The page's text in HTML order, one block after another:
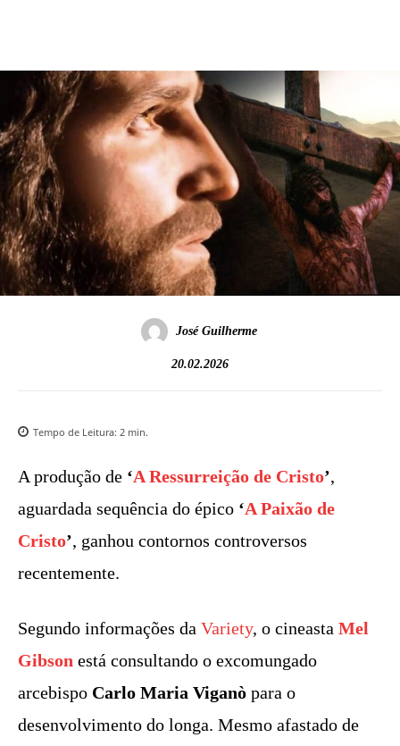
José Guilherme
20.02.2026
Tempo de Leitura: 2 min.
A produção de ‘A Ressurreição de Cristo’,
aguardada sequência do épico ‘A Paixão de
Cristo’, ganhou contornos controversos
recentemente.
Segundo informações da Variety, o cineasta Mel
Gibson está consultando o excomungado
arcebispo Carlo Maria Viganò para o
desenvolvimento do longa. Mesmo afastado de